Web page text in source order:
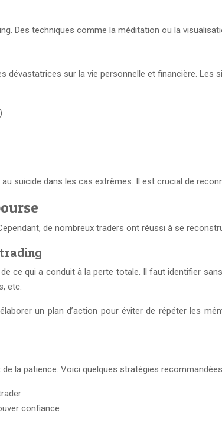
Des techniques comme la méditation ou la
sur la vie personnelle et financière. Les
suicide dans les cas extrêmes. Il est crucial de
de nombreux traders ont réussi à se
ce qui a conduit à la perte totale. Il faut identifier
etc.
un plan d’action pour éviter de répéter les
la patience. Voici quelques stratégies
confiance